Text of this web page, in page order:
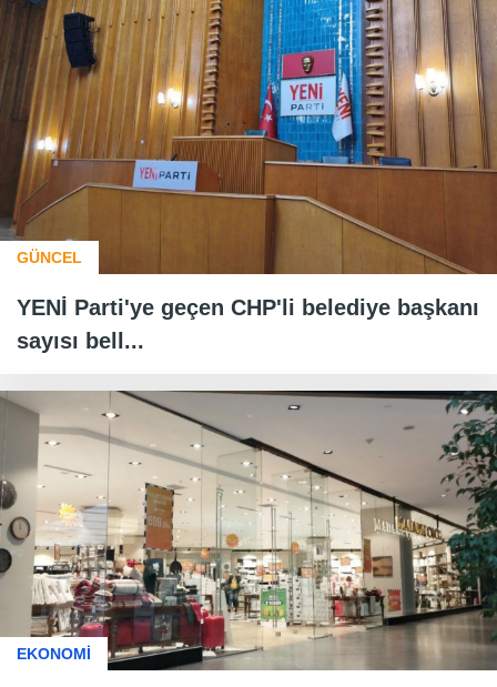
GÜNCEL
YENİ Parti'ye geçen CHP'li belediye başkanı
sayısı bell...
EKONOMİ